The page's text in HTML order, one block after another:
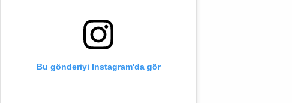
Bu gönderiyi Instagram'da gör